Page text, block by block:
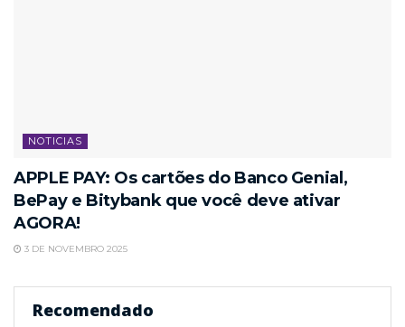
NOTICIAS
APPLE PAY: Os cartões do Banco Genial,
BePay e Bitybank que você deve ativar
AGORA!
3 DE NOVEMBRO 2025
Recomendado